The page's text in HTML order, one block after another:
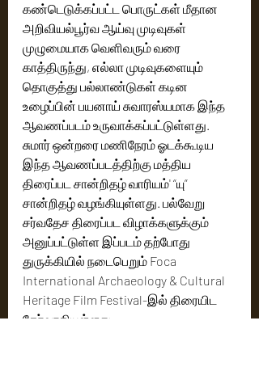
கண்டெடுக்கப்பட்ட பொருட்கள் மீதான
அறிவியல்பூர்வ ஆய்வு முடிவுகள்
முழுமையாக வெளிவரும் வரை
காத்திருந்து, எல்லா முடிவுகளையும்
தொகுத்து பல்லாண்டுகள் கடின
உழைப்பின் பயனாய் சுவாரஸ்யமாக இந்த
ஆவணப்படம் உருவாக்கப்பட்டுள்ளது.
சுமார் ஒன்றரை மணிநேரம் ஓடக்கூடிய
இந்த ஆவணப்படத்திற்கு மத்திய
திரைப்பட சான்றிதழ் வாரியம்' “யு”
சான்றிதழ் வழங்கியுள்ளது. பல்வேறு
சர்வதேச திரைப்பட விழாக்களுக்கும்
அனுப்பட்டுள்ள இப்படம் தற்போது
துருக்கியில் நடைபெறும் Foca
International Archaeology & Cultural
Heritage Film Festival-இல் திரையிட
தேர்வாகியுள்ளது.